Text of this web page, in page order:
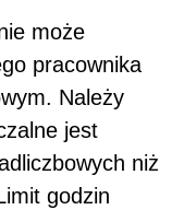
może
pracownika
Należy
jest
niż
godzin